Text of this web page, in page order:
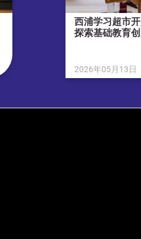
西浦学习超市
探索基础教育
2026年05月13日